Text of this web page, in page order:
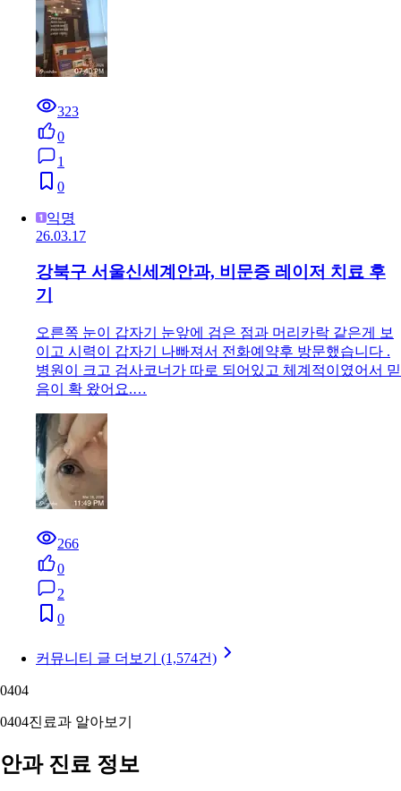
323
0
1
0
익명
26.03.17
강북구 서울신세계안과, 비문증 레이저 치료 후
기
오른쪽 눈이 갑자기 눈앞에 검은 점과 머리카락 같은게 보
이고 시력이 갑자기 나빠져서 전화예약후 방문했습니다 .
병원이 크고 검사코너가 따로 되어있고 체계적이였어서 믿
음이 확 왔어요.…
266
0
2
0
커뮤니티 글 더보기 (1,574건)
0404
0404진료과 알아보기
안과 진료 정보